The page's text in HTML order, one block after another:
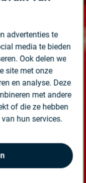
advertenties te
media te bieden
Ook delen we
site met onze
en analyse. Deze
met andere
of die ze hebben
hun services.